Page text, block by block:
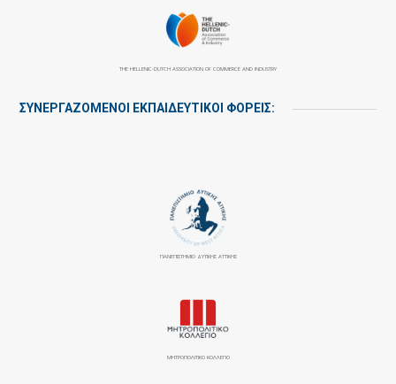
THE HELLENIC-DUTCH ASSOCIATION OF COMMERCE AND INDUSTRY
ΣΥΝΕΡΓΑΖΌΜΕΝΟΙ ΕΚΠΑΙΔΕΥΤΙΚΟΊ ΦΟΡΕΊΣ:
ΠΑΝΕΠΙΣΤΉΜΙΟ ΔΥΤΙΚΉΣ ΑΤΤΙΚΉΣ
ΜΗΤΡΟΠΟΛΙΤΙΚΟ ΚΟΛΛΕΓΙΟ